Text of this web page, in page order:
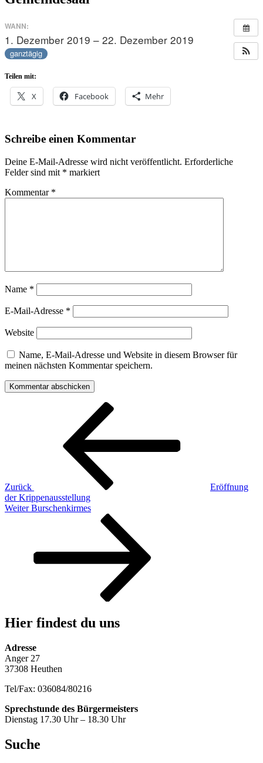
WANN:
1. Dezember 2019 – 22. Dezember 2019
ganztägig
Teilen mit:
X Facebook Mehr
Schreibe einen Kommentar
Deine E-Mail-Adresse wird nicht veröffentlicht. Erforderliche
Felder sind mit * markiert
Kommentar *
Name *
E-Mail-Adresse *
Website
Name, E-Mail-Adresse und Website in diesem Browser für
meinen nächsten Kommentar speichern.
Beitragsnavigation
Zurück
Eröffnung
der Krippenausstellung
Nächster
Weiter Burschenkirmes
Hier findest du uns
Adresse
Anger 27
37308 Heuthen
Tel/Fax: 036084/80216
Sprechstunde des Bürgermeisters
Dienstag 17.30 Uhr – 18.30 Uhr
Suche